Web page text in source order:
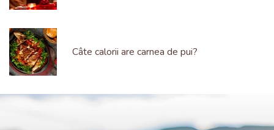
Câte calorii are carnea de pui?